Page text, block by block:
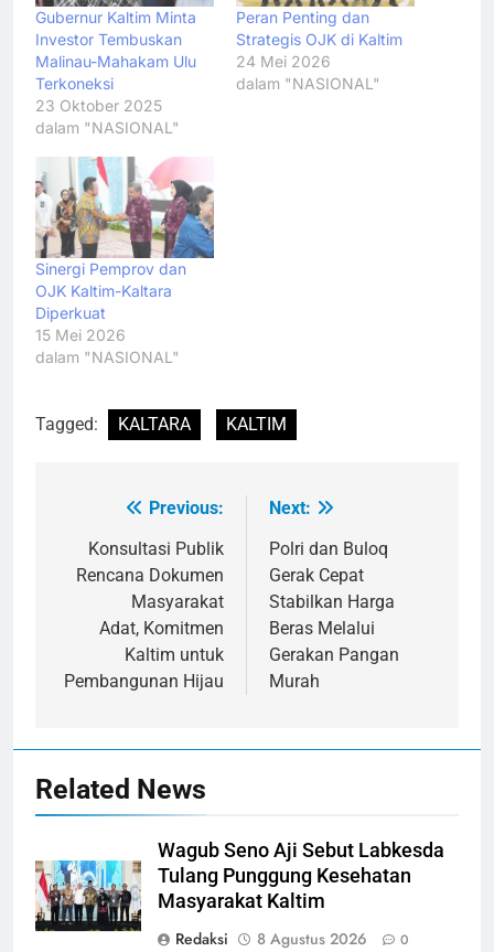
Gubernur Kaltim Minta
Investor Tembuskan
Malinau-Mahakam Ulu
Terkoneksi
23 Oktober 2025
dalam "NASIONAL"
Peran Penting dan
Strategis OJK di Kaltim
24 Mei 2026
dalam "NASIONAL"
Sinergi Pemprov dan
OJK Kaltim-Kaltara
Diperkuat
15 Mei 2026
dalam "NASIONAL"
Tagged: KALTARA KALTIM
Navigasi
pos
Previous:
Konsultasi Publik
Rencana Dokumen
Masyarakat
Adat, Komitmen
Kaltim untuk
Pembangunan Hijau
Next:
Polri dan Buloq
Gerak Cepat
Stabilkan Harga
Beras Melalui
Gerakan Pangan
Murah
Related News
Wagub Seno Aji Sebut Labkesda
Tulang Punggung Kesehatan
Masyarakat Kaltim
Redaksi
8 Agustus 2026 0